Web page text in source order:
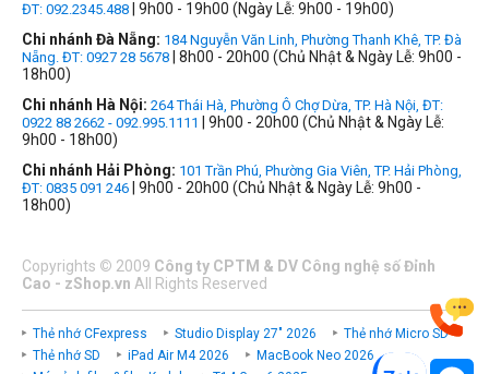
ĐT: 092.2345.488 | 9h00 - 19h00 (Ngày Lễ: 9h00 - 19h00)
Chi nhánh Đà Nẵng: 184 Nguyễn Văn Linh, Phường Thanh Khê, TP. Đà
Nẵng. ĐT: 0927 28 5678 | 8h00 - 20h00 (Chủ Nhật & Ngày Lễ: 9h00 -
18h00)
Chi nhánh Hà Nội: 264 Thái Hà, Phường Ô Chợ Dừa, TP. Hà Nội, ĐT:
0922 88 2662 - 092.995.1111
| 9h00 - 20h00 (Chủ Nhật & Ngày Lễ:
9h00 - 18h00)
Chi nhánh Hải Phòng: 101 Trần Phú, Phường Gia Viên, TP. Hải Phòng,
ĐT: 0835 091 246 | 9h00 - 20h00 (Chủ Nhật & Ngày Lễ: 9h00 -
18h00)
Copyrights © 2009 Công ty CPTM & DV Công nghệ số Đỉnh
Cao - zShop.vn All Rights Reserved
Thẻ nhớ CFexpress Studio Display 27" 2026
Thẻ nhớ Micro SD
Thẻ nhớ SD
iPad Air M4 2026
MacBook Neo 2026